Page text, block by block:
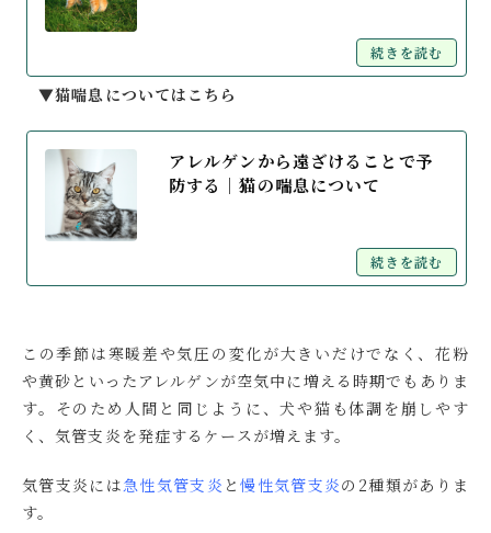
続きを読む
▼猫喘息についてはこちら
アレルゲンから遠ざけることで予
防する│猫の喘息について
続きを読む
この季節は寒暖差や気圧の変化が大きいだけでなく、花粉
や黄砂といったアレルゲンが空気中に増える時期でもありま
す。そのため人間と同じように、犬や猫も体調を崩しやす
く、気管支炎を発症するケースが増えます。
気管支炎には急性気管支炎 と慢性気管支炎の2種類がありま
す。